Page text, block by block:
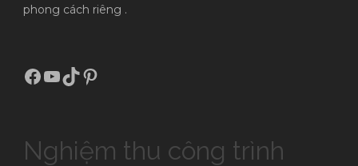
phong cách riêng .
Facebook
Youtube
TikTok
Pinterest
Nghiệm thu công trình